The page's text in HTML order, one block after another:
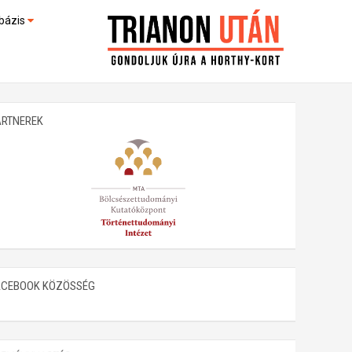
(feltöltés alatt)
KÖZÖSSÉG